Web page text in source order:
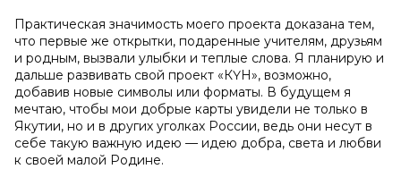
Практическая значимость моего проекта доказана тем,
что первые же открытки, подаренные учителям, друзьям
и родным, вызвали улыбки и теплые слова. Я планирую и
дальше развивать свой проект «КҮН», возможно,
добавив новые символы или форматы. В будущем я
мечтаю, чтобы мои добрые карты увидели не только в
Якутии, но и в других уголках России, ведь они несут в
себе такую важную идею — идею добра, света и любви
к своей малой Родине.